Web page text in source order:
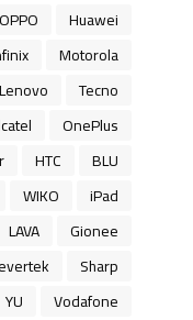
Huawei
OPPO
Motorola
Tecno
Lenovo
OnePlus
BLU
HTC
iPad
WIKO
Gionee
LAVA
Sharp
Vodafone
YU